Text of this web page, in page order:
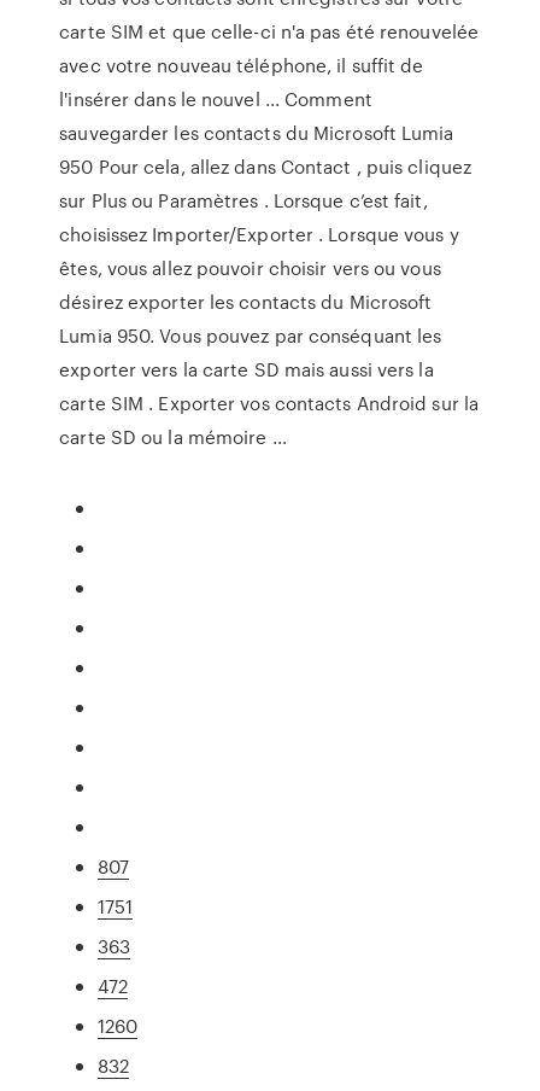
carte SIM et que celle-ci n'a pas été renouvelée
avec votre nouveau téléphone, il suffit de
l'insérer dans le nouvel ... Comment
sauvegarder les contacts du Microsoft Lumia
950 Pour cela, allez dans Contact , puis cliquez
sur Plus ou Paramètres . Lorsque c’est fait,
choisissez Importer/Exporter . Lorsque vous y
êtes, vous allez pouvoir choisir vers ou vous
désirez exporter les contacts du Microsoft
Lumia 950. Vous pouvez par conséquant les
exporter vers la carte SD mais aussi vers la
carte SIM . Exporter vos contacts Android sur la
carte SD ou la mémoire ...
807
1751
363
472
1260
832